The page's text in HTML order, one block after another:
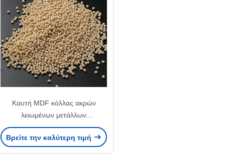
Καυτή MDF κόλλας ακρών
λειωμένων μετάλλων
σφραγίζοντας χαρτονιού σκληρού
ξύλου κόλλα λειωμένων μετάλλων
Βρείτε την καλύτερη τιμή